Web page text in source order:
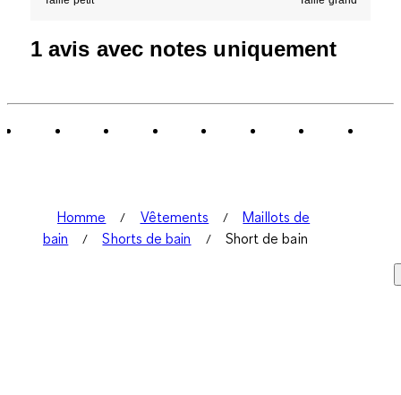
1 avis avec notes uniquement
Homme Vêtements
Maillots de
bain
Shorts de bain Short de bain